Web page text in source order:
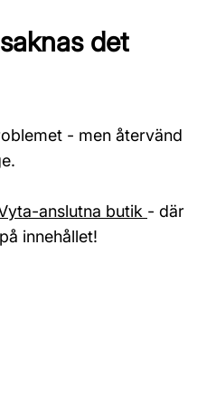
det
- men återvänd
anslutna butik - där
innehållet!